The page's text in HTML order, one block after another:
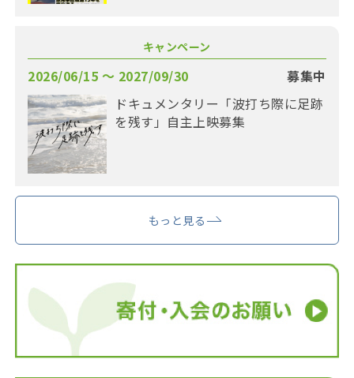
キャンペーン
2026/06/15 〜 2027/09/30
募集中
ドキュメンタリー「波打ち際に足跡
を残す」自主上映募集
もっと見る